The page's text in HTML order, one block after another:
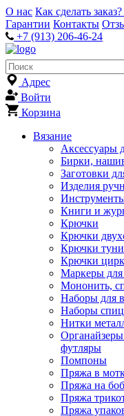
О нас Как сделать заказ?
Гарантии Контакты
+7 (913) 206-46-24
Адрес
Войти
Корзина
Вязание
Аксессуары
Бирки,
Заготовки
Изделия
Книги и
Крючки
Крючки
Крючки
Крючки
Маркеры для
Мононить,
Наборы для
Наборы
Нитки
футляры
Помпоны
Пряжа в
Пряжа на
Пряжа
Пряжа